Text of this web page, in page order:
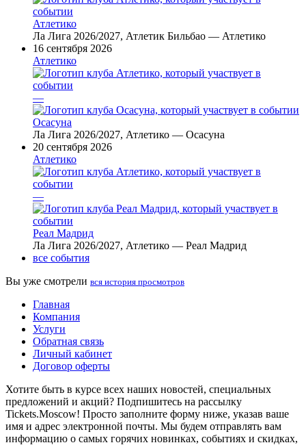
Атлетико
Ла Лига 2026/2027, Атлетик Бильбао — Атлетико
16 сентября 2026
Атлетико
—
Осасуна
Ла Лига 2026/2027, Атлетико — Осасуна
20 сентября 2026
Атлетико
—
Реал Мадрид
Ла Лига 2026/2027, Атлетико — Реал Мадрид
все события
Вы уже смотрели вся история просмотров
Главная
Компания
Услуги
Обратная связь
Личный кабинет
Договор оферты
Хотите быть в курсе всех наших новостей, специальных
предложений и акций? Подпишитесь на рассылку
Tickets.Moscow! Просто заполните форму ниже, указав ваше
имя и адрес электронной почты. Мы будем отправлять вам
информацию о самых горячих новинках, событиях и скидках,